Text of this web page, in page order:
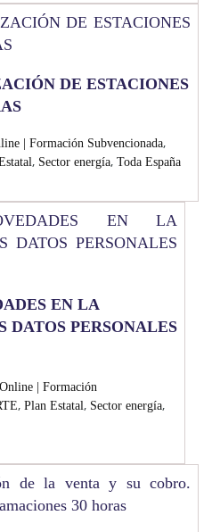
DE ESTACIONES
| Formación Subvencionada,
, Sector energía, Toda España
EN LA
DATOS PERSONALES
| Formación
, Plan Estatal, Sector energía,